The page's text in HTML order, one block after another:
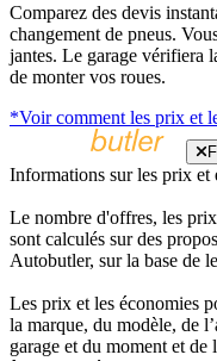
Comparez des devis
changement de pneus.
jantes. Le garage vérifiera
de monter vos roues.
*Voir comment les prix et
Informations sur les prix et
Le nombre d'offres, les
sont calculés sur des
Autobutler, sur la base de
Les prix et les économies
la marque, du modèle, de
garage et du moment et